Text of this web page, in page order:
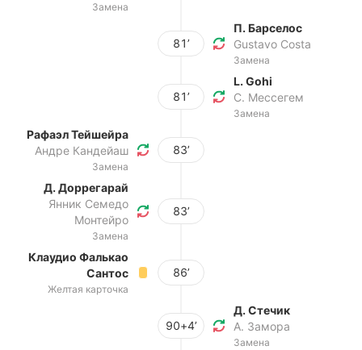
Замена
81’
П. Барселос
Gustavo Costa
Замена
81’
L. Gohi
С. Мессегем
Замена
Рафаэл Тейшейра
Андре Кандейаш
Замена
83’
Д. Доррегарай
Янник Семедо
Монтейро
Замена
83’
Клаудио Фалькао
Сантос
Желтая карточка
86’
90+4’
Д. Стечик
А. Замора
Замена